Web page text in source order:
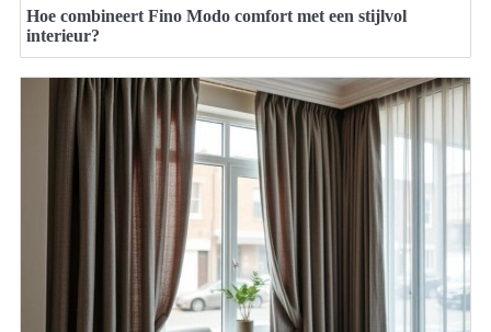
Hoe combineert Fino Modo comfort met een stijlvol
interieur?